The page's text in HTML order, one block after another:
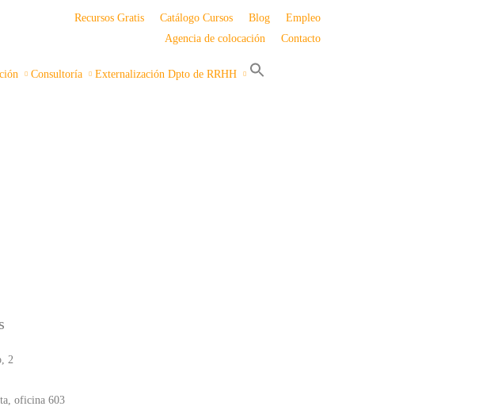
Recursos Gratis Catálogo Cursos Blog
Empleo
Agencia de colocación
Contacto
Consultoría Externalización Dpto de RRHH
2
oficina 603